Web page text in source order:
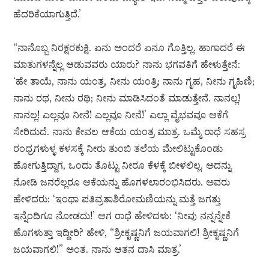
ಹೆದರಿಕೆಯಾಗುತ್ತಿದೆ.’
“ನಾನೊಬ್ಬ ನಿರಕ್ಷರಕುಕ್ಷಿ. ಏನು ಅಂದರೆ ಏನೂ ಗೊತ್ತಿಲ್ಲ. ಹಾಗಾದರೆ ಈ
ಮಾತುಗಳನ್ನೆಲ್ಲ ಆಡುವವರು ಯಾರು? ನಾನು ಭಗವತಿಗೆ ಹೇಳುತ್ತೇನೆ:
‘ಹೇ ತಾಯೆ, ನಾನು ಯಂತ್ರ, ನೀನು ಯಂತ್ರಿ; ನಾನು ಗೃಹ, ನೀನು ಗೃಹಿಣಿ;
ನಾನು ರಥ, ನೀನು ರಥಿ; ನೀನು ಮಾಡಿಸಿದಂತೆ ಮಾಡುತ್ತೇನೆ. ನಾನಲ್ಲ!
ನಾನಲ್ಲ! ಎಲ್ಲವೂ ನೀನೆ! ಎಲ್ಲವೂ ನೀನೆ!’ ಎಲ್ಲಾ ವೈಭವವೂ ಆಕೆಗೆ
ಸೇರಿದುದೆ. ನಾನು ಕೇವಲ ಆಕೆಯ ಯಂತ್ರ ಮಾತ್ರ. ಒಮ್ಮೆ ರಾಧೆ ಸಹಸ್ರ
ರಂಧ್ರಗಳುಳ್ಳ ಕಳಸಕ್ಕೆ ನೀರು ತುಂಬಿ ತಲೆಯ ಮೇಲಿಟ್ಟುಕೊಂಡು
ಹೋಗುತ್ತಿದ್ದಾಗ, ಒಂದು ತೊಟ್ಟು ನೀರೂ ಕೆಳಕ್ಕೆ ಬೀಳಲಿಲ್ಲ. ಅದನ್ನು
ನೋಡಿ ಜನರೆಲ್ಲರೂ ಆಕೆಯನ್ನು ಹೊಗಳಲಾರಂಭಿಸಿದರು. ಅವರು
ಹೇಳಿದರು: ‘ಇಂಥಾ ಪತಿವ್ರತಾಶಿರೋಮಣಿಯನ್ನು ಮತ್ತೆ ಜಗತ್ತು
ಇನ್ನೆಂದಿಗೂ ನೋಡದು!’ ಆಗ ರಾಧೆ ಹೇಳಿದಳು: ‘ನೀವು ನನ್ನನ್ನೇಕೆ
ಹೊಗಳುತ್ತಾ ಇದ್ದೀರಿ? ಹೇಳಿ, “ಶ್ರೀಕೃಷ್ಣನಿಗೆ ಜಯವಾಗಲಿ! ಶ್ರೀಕೃಷ್ಣನಿಗೆ
ಜಯವಾಗಲಿ!” ಅಂತ. ನಾನು ಆತನ ದಾಸಿ ಮಾತ್ರ.’